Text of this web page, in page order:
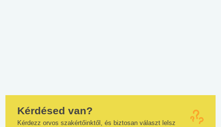
Kérdésed van?
Kérdezz orvos szakértőinktől, és biztosan választ lelsz